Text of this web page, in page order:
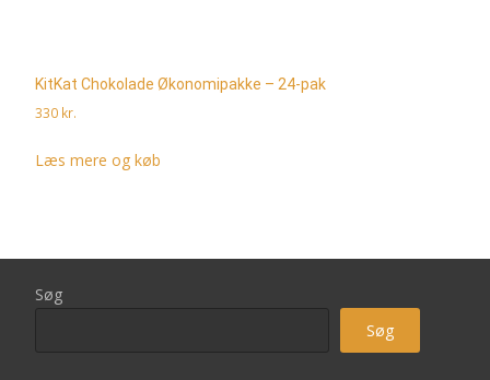
KitKat Chokolade Økonomipakke – 24-pak
330 kr.
Læs mere og køb
Søg
Søg